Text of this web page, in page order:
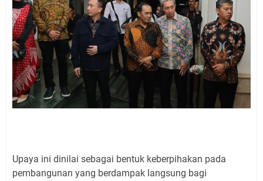
Upaya ini dinilai sebagai bentuk keberpihakan pada
pembangunan yang berdampak langsung bagi